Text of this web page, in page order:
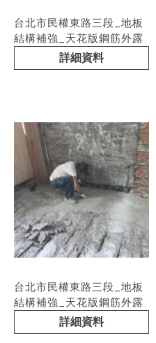
台北市民權東路三段_地板
結構補強_天花版鋼筋外露
詳細資料
台北市民權東路三段_地板
結構補強_天花版鋼筋外露
詳細資料